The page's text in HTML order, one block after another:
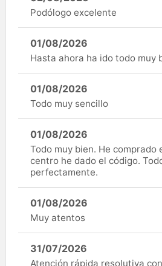
Podólogo excelente
01/08/2026
Hasta ahora ha ido todo muy
01/08/2026
Todo muy sencillo
01/08/2026
Todo muy bien. He comprado
centro he dado el código.
perfectamente.
01/08/2026
Muy atentos
31/07/2026
Atención rápida resolutiva